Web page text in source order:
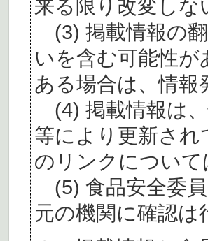
来る限り改変し
(3) 掲載情報の
いを含む可能性
ある場合は、情報
(4) 掲載情報は
等により更新さ
のリンクについ
(5) 食品安全委
元の機関に確認